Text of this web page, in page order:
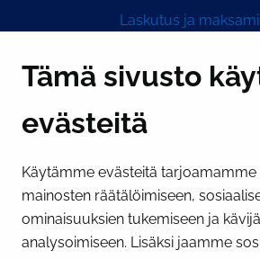
Tämä sivusto
evästeitä
Käytämme evästeitä tarjoamamme
mainosten räätälöimiseen,
ominaisuuksien tukemiseen ja
analysoimiseen. Lisäksi jaamme
Laskutus ja
PI­KA­LINK­KE­JÄ
Näytä
SOSIAALINEN
Facebook InstagramYouTube